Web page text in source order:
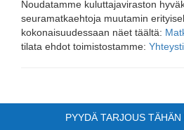
Noudatamme kuluttajaviraston
seuramatkaehtoja muutamin
kokonaisuudessaan näet täältä:
tilata ehdot toimistostamme:
PYYDÄ TARJOUS